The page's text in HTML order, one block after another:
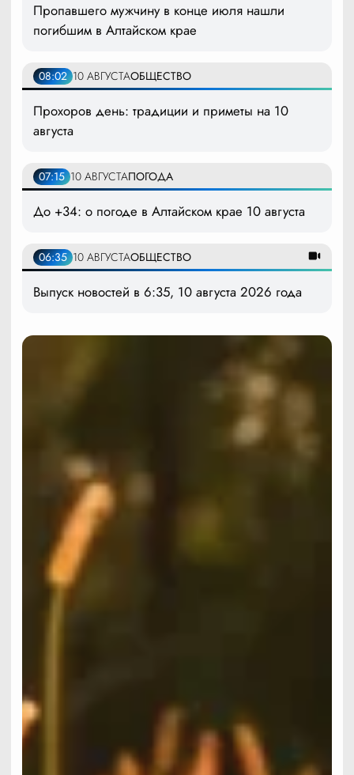
Пропавшего мужчину в конце июля нашли
погибшим в Алтайском крае
08:02 10 АВГУСТАОБЩЕСТВО
Прохоров день: традиции и приметы на 10
августа
07:15 10 АВГУСТАПОГОДА
До +34: о погоде в Алтайском крае 10 августа
06:35 10 АВГУСТАОБЩЕСТВО
Выпуск новостей в 6:35, 10 августа 2026 года